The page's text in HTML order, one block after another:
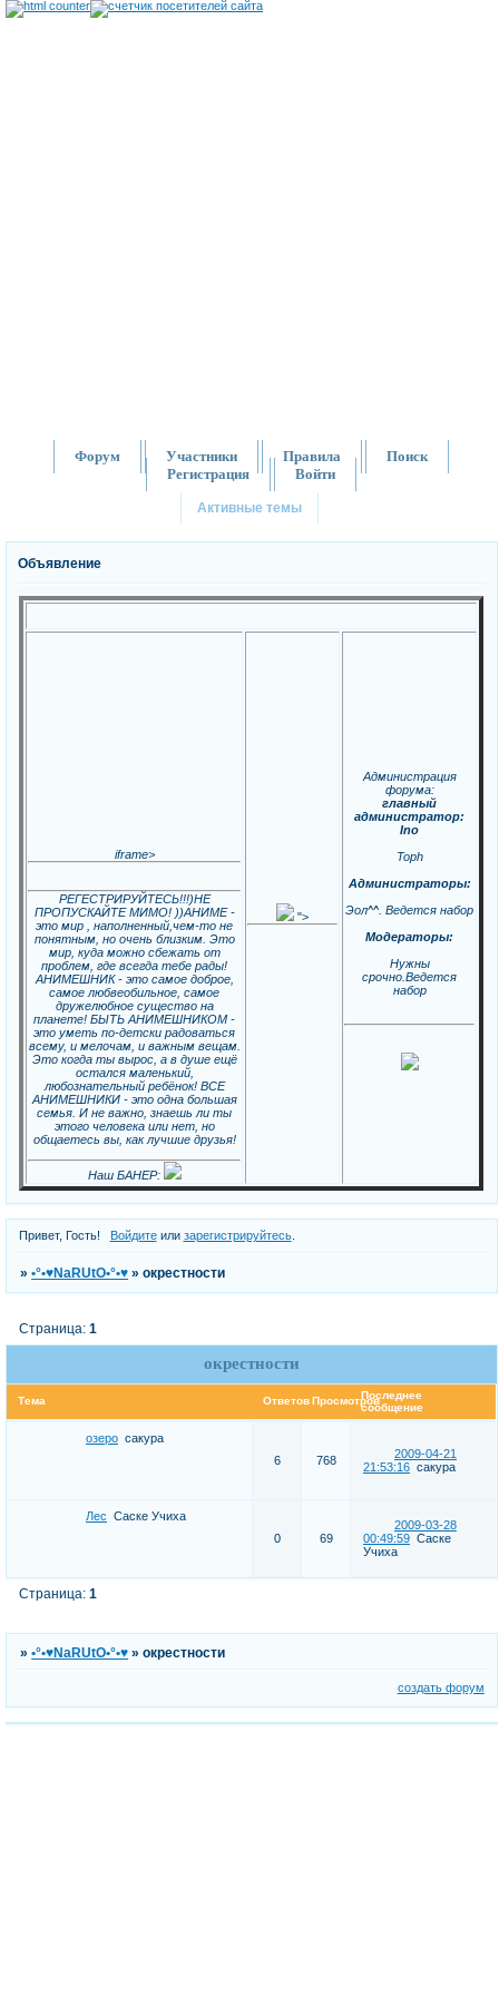
Форум Участники Правила
Поиск
Регистрация
Войти
Активные темы
Объявление
iframe>
РЕГЕСТРИРУЙТЕСЬ!!!)НЕ
ПРОПУСКАЙТЕ МИМО! ))АНИМЕ -
это мир , наполненный,чем-то не
понятным, но очень близким. Это
мир, куда можно сбежать от
проблем, где всегда тебе рады!
АНИМЕШНИК - это самое доброе,
самое любвеобильное, самое
дружелюбное существо на
планете! БЫТЬ АНИМЕШНИКОМ -
это уметь по-детски радоваться
всему, и мелочам, и важным вещам.
Это когда ты вырос, а в душе ещё
остался маленький,
любознательный ребёнок! ВСЕ
АНИМЕШНИКИ - это одна большая
семья. И не важно, знаешь ли ты
этого человека или нет, но
общаетесь вы, как лучшие друзья!
Наш БАНЕР:
">
Администрация
форума:
главный
администратор:
Ino
Toph
Администраторы:
Эол^^. Ведется набор
Модераторы:
Нужны
срочно.Ведется
набор
Привет, Гость! Войдитеили зарегистрируйтесь.
»•°•♥NaRUtO•°•♥ »окрестности
окрестности
Страница:1
Тема ОтветовПросмотровПоследнее
сообщение
озеро сакура
6
768
2009-04-21
21:53:16 сакура
Лес Саске Учиха
0
69
2009-03-28
00:49:59 Саске
Учиха
Страница:1
»•°•♥NaRUtO•°•♥ »окрестности
создать форум